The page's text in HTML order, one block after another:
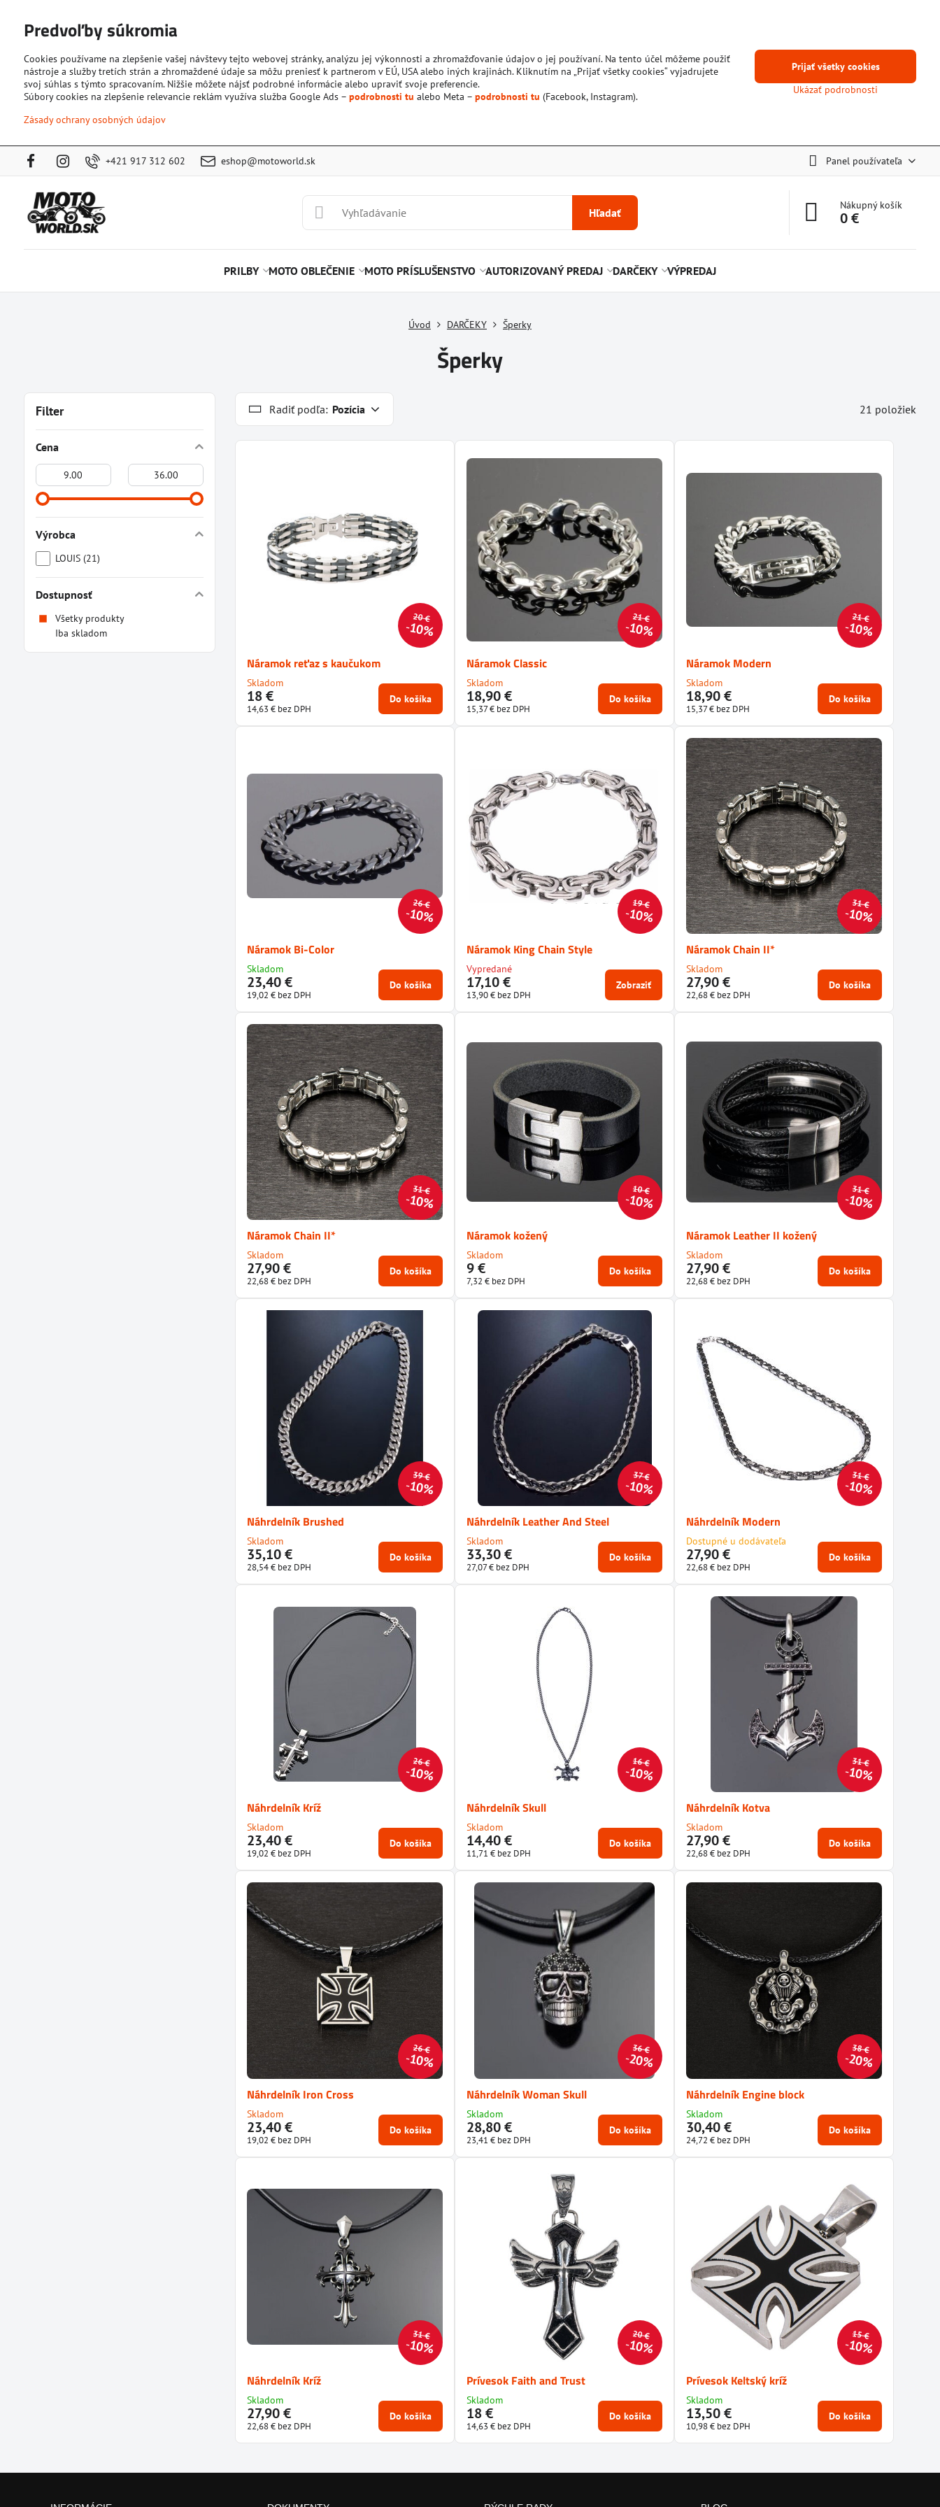
+421 917 312 602 eshop@motoworld.sk Panel používateľa
Hľadať
Nákupný košík
0 €
PRILBY MOTO OBLEČENIE MOTO PRÍSLUŠENSTVO AUTORIZOVANÝ PREDAJ DARČEKY VÝPREDAJ
Úvod DARČEKY Šperky
Šperky
Radiť podľa: Pozícia 21 položiek
20 €
10%
Náramok reťaz s kaučukom
Skladom
18 €
14,63 € bez DPH
Do košíka
21 €
10%
Náramok Classic
Skladom
18,90 €
15,37 € bez DPH
Do košíka
21 €
10%
Náramok Modern
Skladom
18,90 €
15,37 € bez DPH
Do košíka
26 €
10%
Náramok Bi-Color
Skladom
23,40 €
19,02 € bez DPH
Do košíka
19 €
10%
Náramok King Chain Style
Vypredané
17,10 €
13,90 € bez DPH
Zobraziť
31 €
10%
Náramok Chain II*
Skladom
27,90 €
22,68 € bez DPH
Do košíka
31 €
10%
Náramok Chain II*
Skladom
27,90 €
22,68 € bez DPH
Do košíka
10 €
10%
Náramok kožený
Skladom
9 €
7,32 € bez DPH
Do košíka
31 €
10%
Náramok Leather II kožený
Skladom
27,90 €
22,68 € bez DPH
Do košíka
39 €
10%
Náhrdelník Brushed
Skladom
35,10 €
28,54 € bez DPH
Do košíka
37 €
10%
Náhrdelník Leather And Steel
Skladom
33,30 €
27,07 € bez DPH
Do košíka
31 €
10%
Náhrdelník Modern
Dostupné u dodávateľa
27,90 €
22,68 € bez DPH
Do košíka
26 €
10%
Náhrdelník Kríž
Skladom
23,40 €
19,02 € bez DPH
Do košíka
16 €
10%
Náhrdelník Skull
Skladom
14,40 €
11,71 € bez DPH
Do košíka
31 €
10%
Náhrdelník Kotva
Skladom
27,90 €
22,68 € bez DPH
Do košíka
26 €
10%
Náhrdelník Iron Cross
Skladom
23,40 €
19,02 € bez DPH
Do košíka
36 €
20%
Náhrdelník Woman Skull
Skladom
28,80 €
23,41 € bez DPH
Do košíka
38 €
20%
Náhrdelník Engine block
Skladom
30,40 €
24,72 € bez DPH
Do košíka
31 €
10%
Náhrdelník Kríž
Skladom
27,90 €
22,68 € bez DPH
Do košíka
20 €
10%
Prívesok Faith and Trust
Skladom
18 €
14,63 € bez DPH
Do košíka
15 €
10%
Prívesok Keltský kríž
Skladom
13,50 €
10,98 € bez DPH
Do košíka
Filter
Cena
Od:
Do:
Výrobca
LOUIS (21)
Dostupnosť
Všetky produkty
Iba skladom
Predvoľby súkromia
Cookies používame na zlepšenie vašej návštevy tejto webovej stránky, analýzu jej výkonnosti a zhromažďovanie údajov o jej používaní. Na tento účel môžeme použiť
nástroje a služby tretích strán a zhromaždené údaje sa môžu preniesť k partnerom v EÚ, USA alebo iných krajinách. Kliknutím na „Prijať všetky cookies“ vyjadrujete
svoj súhlas s týmto spracovaním. Nižšie môžete nájsť podrobné informácie alebo upraviť svoje preferencie.
Súbory cookies na zlepšenie relevancie reklám využíva služba Google Ads – podrobnosti tu alebo Meta – podrobnosti tu (Facebook, Instagram).
Zásady ochrany osobných údajov
Ukázať podrobnosti
Prijať všetky cookies